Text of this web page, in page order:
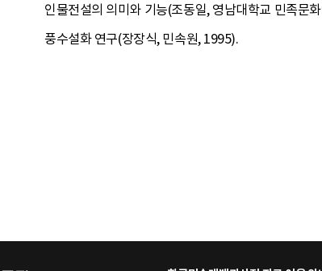
인물전설의 의미와 기능(조동일, 영남대학교 민족문
풍수설화 연구(장장식, 민속원, 1995).